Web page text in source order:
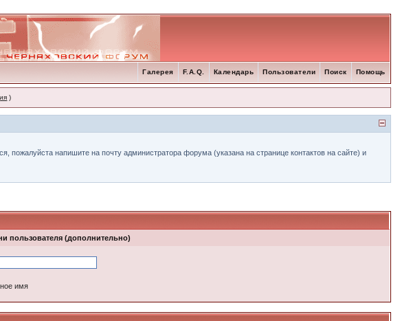
Помощь
Поиск
Пользователи
Календарь
F.A.Q.
Галерея
)
пожалуйста напишите на почту администратора форума (указана на странице контактов на сайте) и
пользователя (дополнительно)
имя